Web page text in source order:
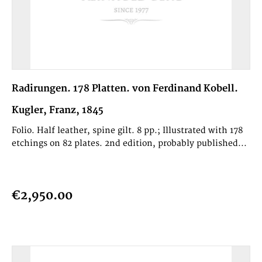
Radirungen. 178 Platten. von Ferdinand Kobell.
Kugler, Franz, 1845
Folio. Half leather, spine gilt. 8 pp.; Illustrated with 178
etchings on 82 plates. 2nd edition, probably published...
€2,950.00